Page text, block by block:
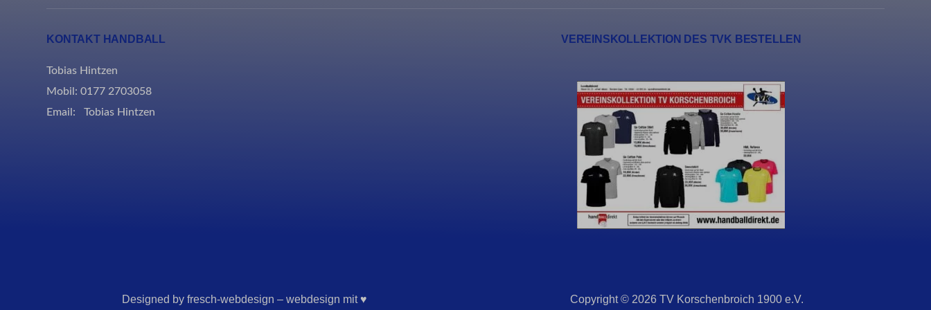
KONTAKT HANDBALL
Tobias Hintzen
Mobil: 0177 2703058
Email:
Tobias Hintzen
VEREINSKOLLEKTION DES TVK BESTELLEN
Designed by fresch-webdesign – webdesign mit ♥ Copyright © 2026 TV Korschenbroich 1900 e.V.